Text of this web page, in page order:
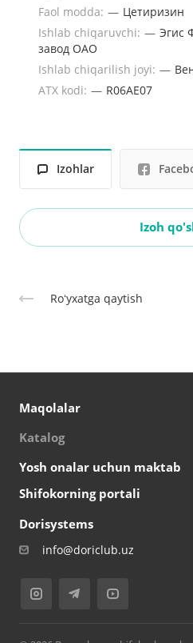
Faol modda: — Цетиризин
Ishlab chiqaruvchi: — Эгис
завод ОАО
Ishlab chiqarilish joyi: —
ATX kodi: — R06AE07
Izohlar
Izoh
Roʻyxatga qaytish
Maqolalar
Katalog
Yosh onalar uchun maktab
Shifokorning portali
Dorisystems
info@doriclub.uz